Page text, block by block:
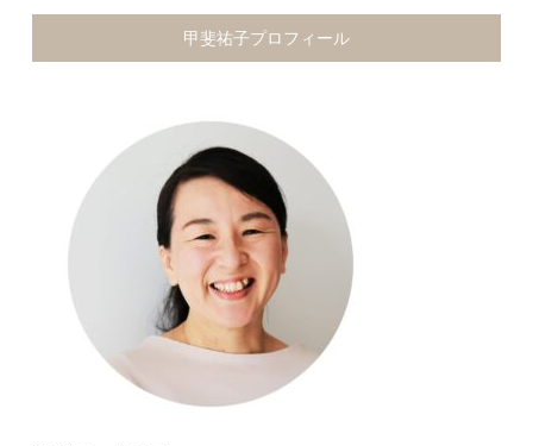
甲斐祐子プロフィール